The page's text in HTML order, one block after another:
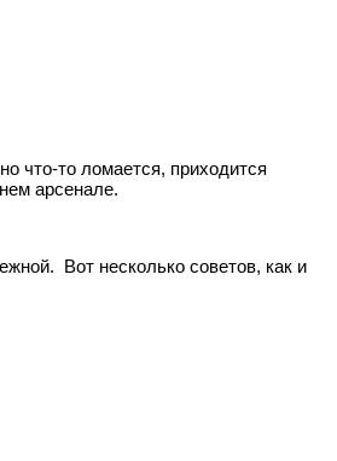
что-то ломается, приходится
арсенале.
Вот несколько советов, как и